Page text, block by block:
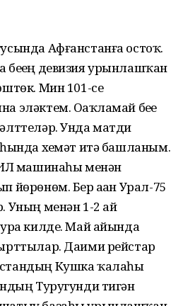
Афғанстанға остоҡ.
девизия урынлашҡан
Мин 101-се
Оҙаҡламай беҙҙе
Унда матди
хеҙмәт итә башланым.
машинаһы менән
Бер аҙҙан Урал-75
Уның менән 1-2 ай
килде. Май айында
Даими рейстар
Кушка ҡалаһы
Туругунди тигән